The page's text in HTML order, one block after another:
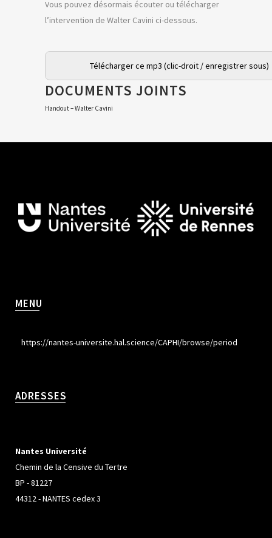
Vous pouvez désormais écouter ou télécharger
l’intervention de Walter Cavini ci-dessous.
Télécharger ce mp3 (clic-droit / enregistrer sous)
DOCUMENTS JOINTS
Handout – Walter Cavini
MENU
https://nantes-universite.hal.science/CAPHI/browse/period
ADRESSES
Nantes Université
Chemin de la Censive du Tertre
BP - 81227
44312 - NANTES cedex 3